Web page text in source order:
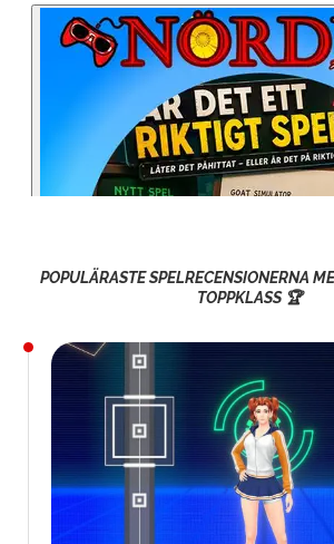
POPULÄRASTE SPELRECENSIONERNA
TOPPKLASS 🏆